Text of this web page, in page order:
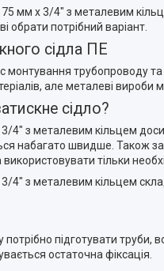
мм х 3/4" з металевим
обрати потрібний варіант.
сідла ПЕ
трубопроводу та
але металеві
сідло?
4" з металевим кільцем
набагато швидше. Також
тільки
4" з металевим кільцем
підготувати труби,
остаточна фіксація.